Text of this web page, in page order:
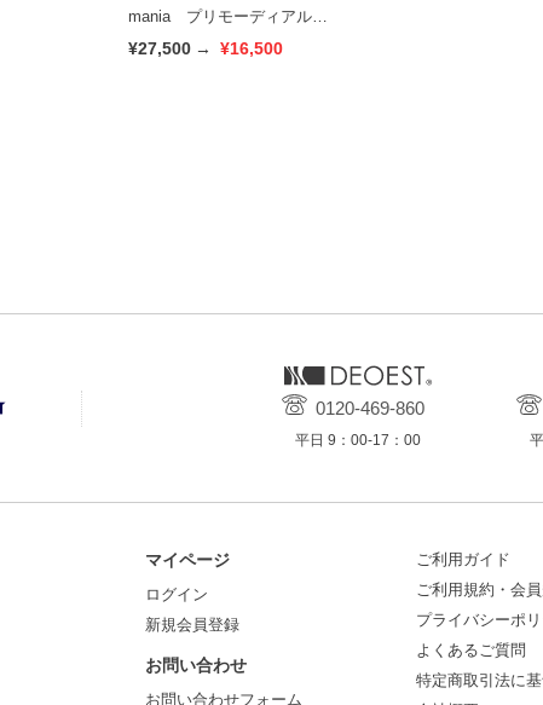
mania プリモーディアル
パンツ アラビックストライ
¥27,500 → ¥16,500
0120-469-860
平日 9：00-17：00
マイページ
ログイン
新規会員登録
お問い合わせ
お問い合わせフォーム
ご利用ガイド
ご利用規約・会
プライバシーポ
よくあるご質問
特定商取引法に